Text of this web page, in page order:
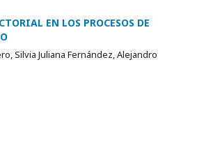
EN LOS PROCESOS DE
Silvia Juliana Fernández, Alejandro